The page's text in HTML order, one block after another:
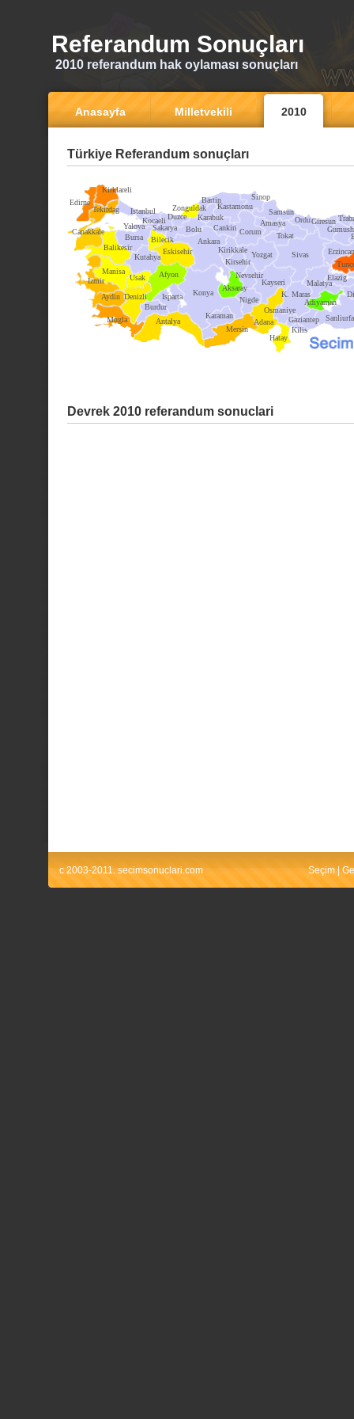
Referandum Sonuçları
2010 referandum hak oylaması sonuçları
Anasayfa Milletvekili 2010
Türkiye Referandum sonuçları
Ankara
Kirklareli
Edirne
Tekirdag
Canakkale
Balikesir
Bursa
Istanbul
Kocaeli
Sakarya
Zonguldak
Bolu
Bilecik
Eskisehir
Kutahya
Manisa
Izmir
Aydin
Mugla
Denizli
Burdur
Usak Afyon
Isparta
Antalya
Konya
Mersin
Kirsehir
Cankiri
Kastamonu
Sinop
Corum
Yozgat
Nevsehir
Nigde
Adana
Hatay
K. Maras
Kayseri
Sivas
Tokat
Amasya
Samsun
OrduGiresun
Erzincan
Malatya
Gaziantep Sanliurfa
Adiyaman
Elazig
Kirikkale
Karaman
Aksaray
Kilis
Duzce Karabuk
Bartin
Osmaniye
Yalova
Devrek 2010 referandum sonuclari
c 2003-2011. secimsonuclari.com Seçim